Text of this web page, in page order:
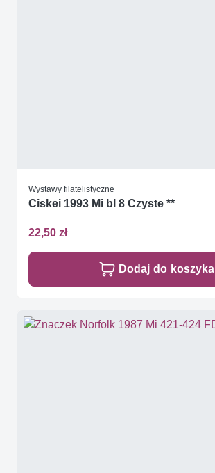
Wystawy filatelistyczne
Ciskei 1993 Mi bl 8 Czyste **
22,50 zł
Dodaj do koszyka